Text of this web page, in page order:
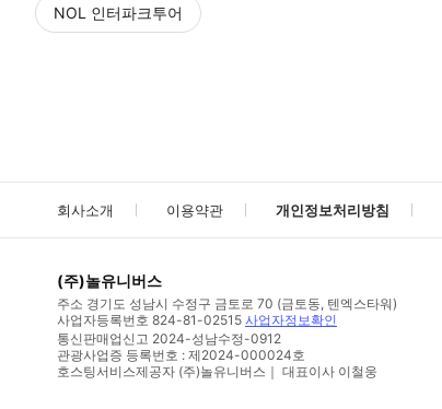
NOL 인터파크투어
회사소개 이용약관 개인정보처리방침
(주)놀유니버스
주소 경기도 성남시 수정구 금토로 70 (금토동, 텐엑스타워)
사업자등록번호 824-81-02515 사업자정보확인
통신판매업신고 2024-성남수정-0912
관광사업증 등록번호 : 제2024-000024호
호스팅서비스제공자 (주)놀유니버스｜ 대표이사 이철웅